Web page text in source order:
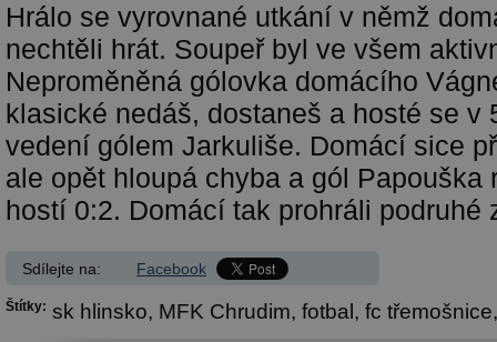
Hrálo se vyrovnané utkání v němž
nechtěli hrát. Soupeř byl ve všem
Neproměněná gólovka domácího
klasické nedáš, dostaneš a hosté se v
vedení gólem Jarkuliše. Domácí sice
ale opět hloupá chyba a gól Papouška
hostí 0:2. Domácí tak prohráli podruhé
Sdílejte na: Facebook
Štítky: sk hlinsko, MFK Chrudim, fotbal, fc třemošnice,